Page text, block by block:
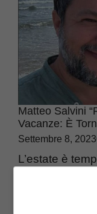
Matteo Salvini
Vacanze: È
Settembre 8, 2023
L’estate è
Puglia: ecco